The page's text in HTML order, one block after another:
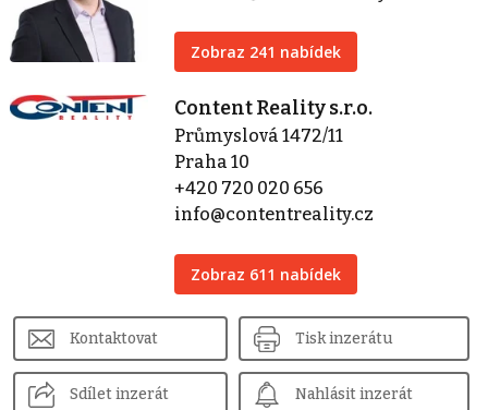
Zobraz 241 nabídek
Content Reality s.r.o.
Průmyslová 1472/11
Praha 10
+420 720 020 656
info@contentreality.cz
Zobraz 611 nabídek
Kontaktovat Tisk inzerátu
Sdílet inzerát Nahlásit inzerát